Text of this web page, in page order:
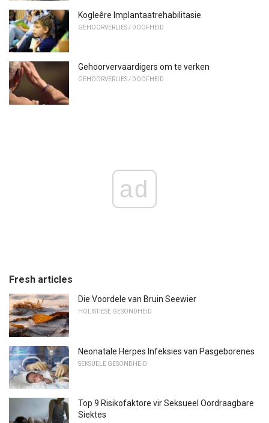
Kogleêre Implantaatrehabilitasie
GEHOORVERLIES / DOOFHEID
Gehoorvervaardigers om te verken
GEHOORVERLIES / DOOFHEID
ad
Fresh articles
Die Voordele van Bruin Seewier
HOLISTIESE GESONDHEID
Neonatale Herpes Infeksies van Pasgeborenes
SEKSUELE GESONDHEID
Top 9 Risikofaktore vir Seksueel Oordraagbare
Siektes